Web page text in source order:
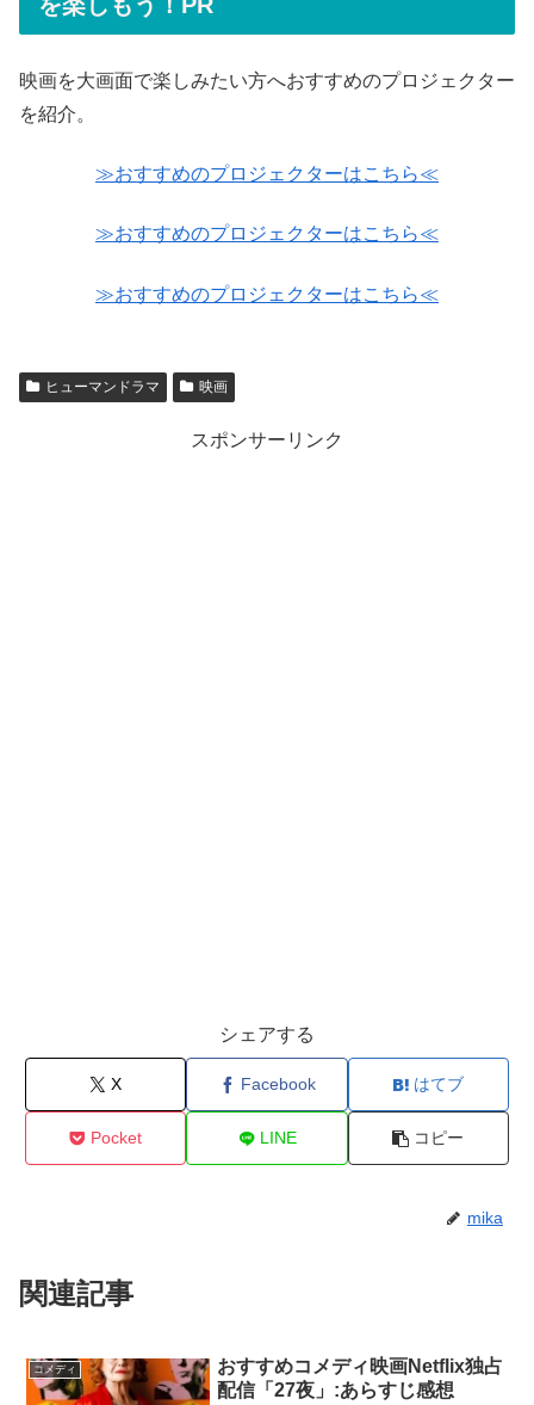
映画を大画面で楽しみたい方へおすすめのプロジェクター
を紹介。
≫おすすめのプロジェクターはこちら≪
≫おすすめのプロジェクターはこちら≪
≫おすすめのプロジェクターはこちら≪
ヒューマンドラマ 映画
スポンサーリンク
シェアする
X Facebook はてブ
Pocket LINE コピー
mika
関連記事
コメディ
おすすめコメディ映画Netflix独占
配信「27夜」:あらすじ感想